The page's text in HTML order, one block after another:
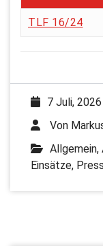
TLF 16/24
7 Juli, 2026
Von
Allgemein,
Einsätze,